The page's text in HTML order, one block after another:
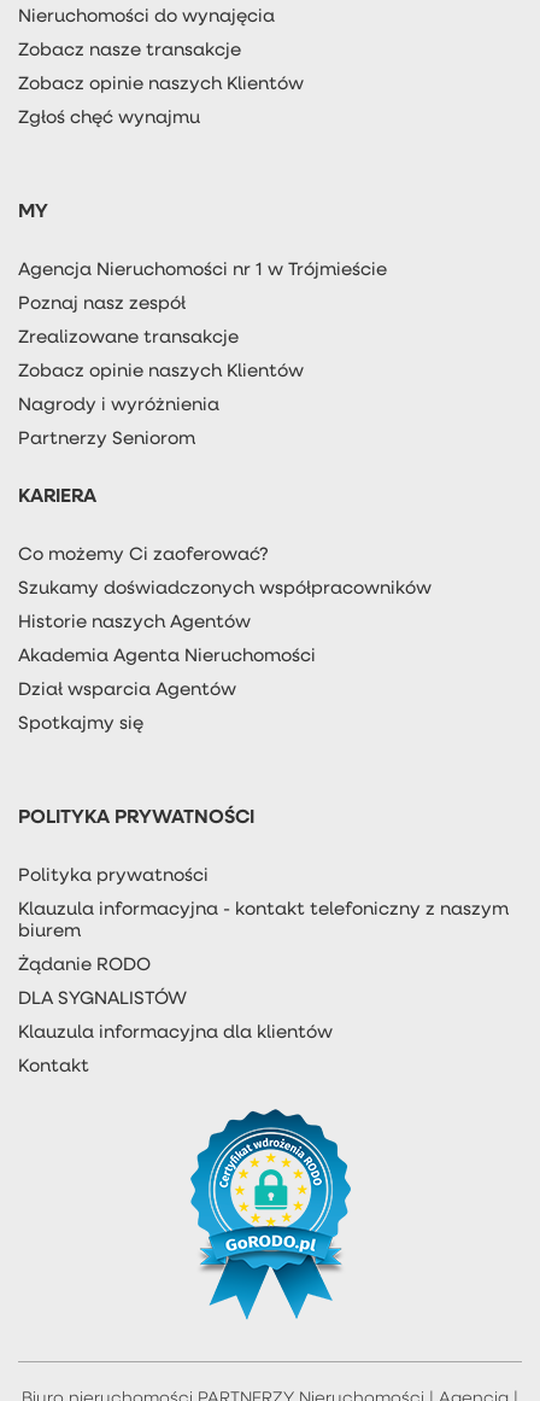
Nieruchomości do wynajęcia
Zobacz nasze transakcje
Zobacz opinie naszych Klientów
Zgłoś chęć wynajmu
MY
Agencja Nieruchomości nr 1 w Trójmieście
Poznaj nasz zespół
Zrealizowane transakcje
Zobacz opinie naszych Klientów
Nagrody i wyróżnienia
Partnerzy Seniorom
KARIERA
Co możemy Ci zaoferować?
Szukamy doświadczonych współpracowników
Historie naszych Agentów
Akademia Agenta Nieruchomości
Dział wsparcia Agentów
Spotkajmy się
POLITYKA PRYWATNOŚCI
Polityka prywatności
Klauzula informacyjna - kontakt telefoniczny z naszym
biurem
Żądanie RODO
DLA SYGNALISTÓW
Klauzula informacyjna dla klientów
Kontakt
Biuro nieruchomości PARTNERZY Nieruchomości | Agencja |